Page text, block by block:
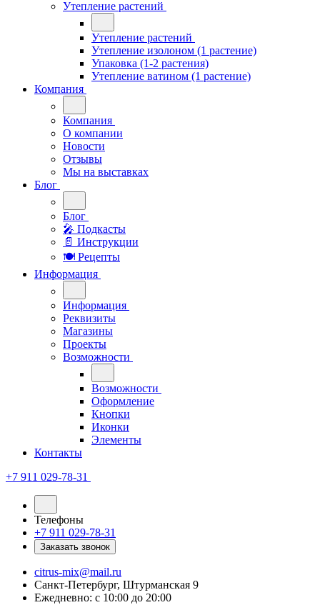
Утепление растений
Утепление растений
Утепление изолоном (1 растение)
Упаковка (1-2 растения)
Утепление ватином (1 растение)
Компания
Компания
О компании
Новости
Отзывы
Мы на выставках
Блог
Блог
🎤︎︎ Подкасты
📄 Инструкции
🍽 Рецепты
Информация
Информация
Реквизиты
Магазины
Проекты
Возможности
Возможности
Оформление
Кнопки
Иконки
Элементы
Контакты
+7 911 029-78-31
Телефоны
+7 911 029-78-31
Заказать звонок
citrus-mix@mail.ru
Санкт-Петербург, Штурманская 9
Ежедневно: с 10:00 до 20:00